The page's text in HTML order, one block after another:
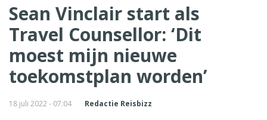
Sean Vinclair start als
Travel Counsellor: ‘Dit
moest mijn nieuwe
toekomstplan worden’
18 juli 2022 - 07:04 Redactie Reisbizz